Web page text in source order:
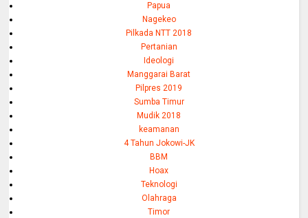
Papua
Nagekeo
Pilkada NTT 2018
Pertanian
Ideologi
Manggarai Barat
Pilpres 2019
Sumba Timur
Mudik 2018
keamanan
4 Tahun Jokowi-JK
BBM
Hoax
Teknologi
Olahraga
Timor